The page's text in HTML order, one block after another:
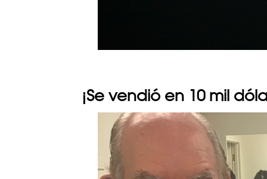
¡Se vendió en 10 mil